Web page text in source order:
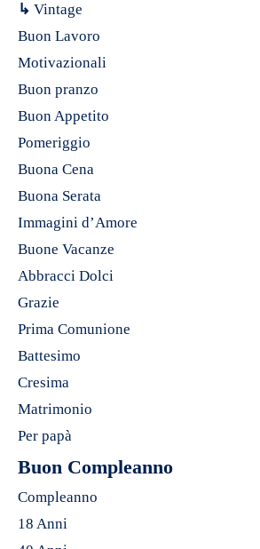
↳ Vintage
Buon Lavoro
Motivazionali
Buon pranzo
Buon Appetito
Pomeriggio
Buona Cena
Buona Serata
Immagini d’Amore
Buone Vacanze
Abbracci Dolci
Grazie
Prima Comunione
Battesimo
Cresima
Matrimonio
Per papà
Buon Compleanno
Compleanno
18 Anni